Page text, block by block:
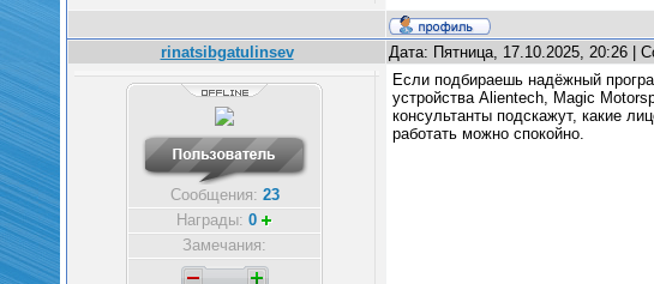
rinatsibgatulinsev Дата: Пятница, 17.10.2025, 20:26 |
Сообщения: 23
Награды: 0
Замечания:
Если подбираешь надёжный
устройства Alientech, Magic
консультанты подскажут, какие
работать можно спокойно.